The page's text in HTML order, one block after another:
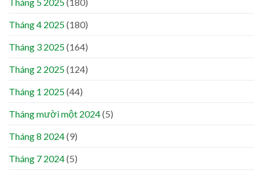
Tháng 4 2025(180)
Tháng 3 2025(164)
Tháng 2 2025(124)
Tháng 1 2025(44)
Tháng mười một 2024(5)
Tháng 8 2024(9)
Tháng 7 2024(5)